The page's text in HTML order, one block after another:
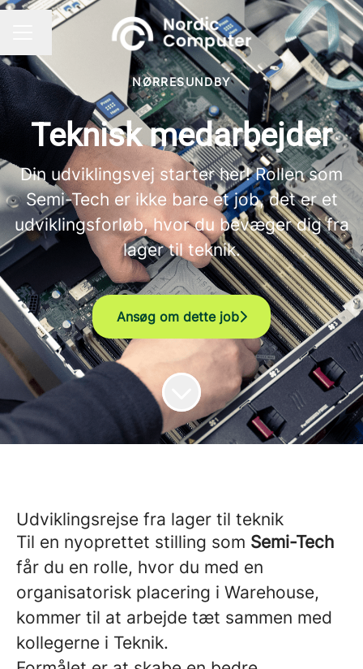
NØRRESUNDBY
Teknisk medarbejder
Din udviklingsvej starter her! Rollen som
Semi-Tech er ikke bare et job, det er et
udviklingsforløb, hvor du bevæger dig fra
lager til teknik.
Ansøg om dette job
Udviklingsrejse fra lager til teknik
Til en nyoprettet stilling som Semi-Tech
får du en rolle, hvor du med en
organisatorisk placering i Warehouse,
kommer til at arbejde tæt sammen med
kollegerne i Teknik.